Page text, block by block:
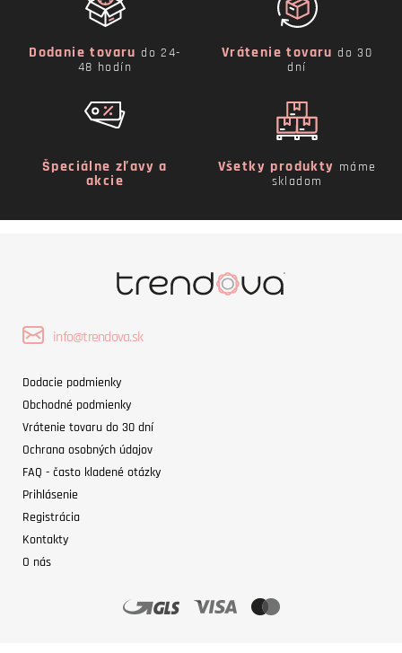
Dodanie tovaru do 24-
48 hodín
Vrátenie tovaru do 30
dní
Špeciálne zľavy a
akcie
Všetky produkty máme
skladom
info@trendova.sk
Dodacie podmienky
Obchodné podmienky
Vrátenie tovaru do 30 dní
Ochrana osobných údajov
FAQ - často kladené otázky
Prihlásenie
Registrácia
Kontakty
O nás